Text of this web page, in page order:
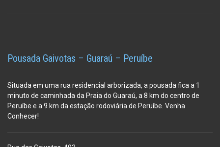
Pousada Gaivotas – Guaraú – Peruíbe
Situada em uma rua residencial arborizada, a pousada fica a 1
minuto de caminhada da Praia do Guaraú, a 8 km do centro de
Peruíbe e a 9 km da estação rodoviária de Peruíbe. Venha
Conhecer!